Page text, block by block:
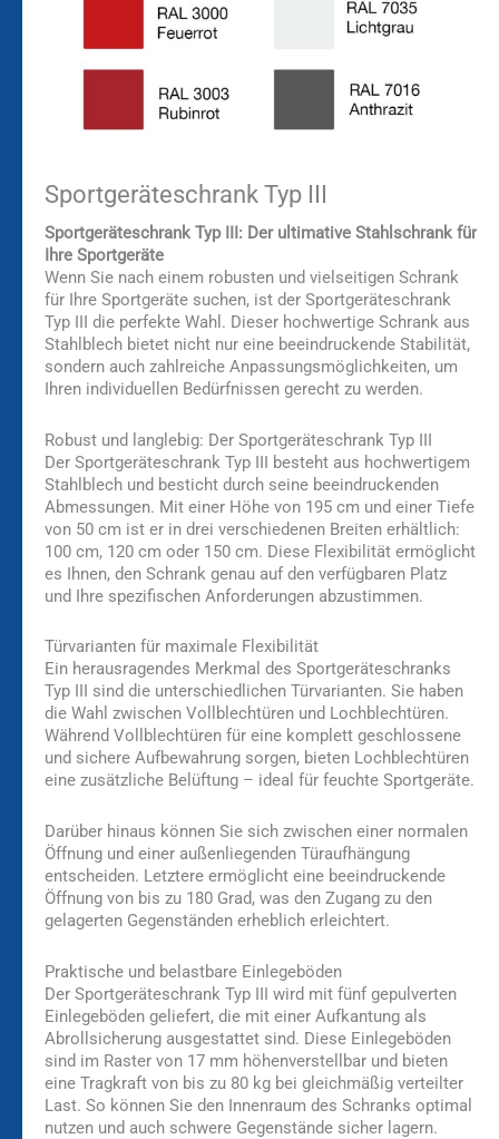
Sportgeräteschrank Typ III
Sportgeräteschrank Typ III: Der ultimative Stahlschrank für
Ihre Sportgeräte
Wenn Sie nach einem robusten und vielseitigen Schrank
für Ihre Sportgeräte suchen, ist der Sportgeräteschrank
Typ III die perfekte Wahl. Dieser hochwertige Schrank aus
Stahlblech bietet nicht nur eine beeindruckende Stabilität,
sondern auch zahlreiche Anpassungsmöglichkeiten, um
Ihren individuellen Bedürfnissen gerecht zu werden.
Robust und langlebig: Der Sportgeräteschrank Typ III
Der Sportgeräteschrank Typ III besteht aus hochwertigem
Stahlblech und besticht durch seine beeindruckenden
Abmessungen. Mit einer Höhe von 195 cm und einer Tiefe
von 50 cm ist er in drei verschiedenen Breiten erhältlich:
100 cm, 120 cm oder 150 cm. Diese Flexibilität ermöglicht
es Ihnen, den Schrank genau auf den verfügbaren Platz
und Ihre spezifischen Anforderungen abzustimmen.
Türvarianten für maximale Flexibilität
Ein herausragendes Merkmal des Sportgeräteschranks
Typ III sind die unterschiedlichen Türvarianten. Sie haben
die Wahl zwischen Vollblechtüren und Lochblechtüren.
Während Vollblechtüren für eine komplett geschlossene
und sichere Aufbewahrung sorgen, bieten Lochblechtüren
eine zusätzliche Belüftung – ideal für feuchte Sportgeräte.
Darüber hinaus können Sie sich zwischen einer normalen
Öffnung und einer außenliegenden Türaufhängung
entscheiden. Letztere ermöglicht eine beeindruckende
Öffnung von bis zu 180 Grad, was den Zugang zu den
gelagerten Gegenständen erheblich erleichtert.
Praktische und belastbare Einlegeböden
Der Sportgeräteschrank Typ III wird mit fünf gepulverten
Einlegeböden geliefert, die mit einer Aufkantung als
Abrollsicherung ausgestattet sind. Diese Einlegeböden
sind im Raster von 17 mm höhenverstellbar und bieten
eine Tragkraft von bis zu 80 kg bei gleichmäßig verteilter
Last. So können Sie den Innenraum des Schranks optimal
nutzen und auch schwere Gegenstände sicher lagern.